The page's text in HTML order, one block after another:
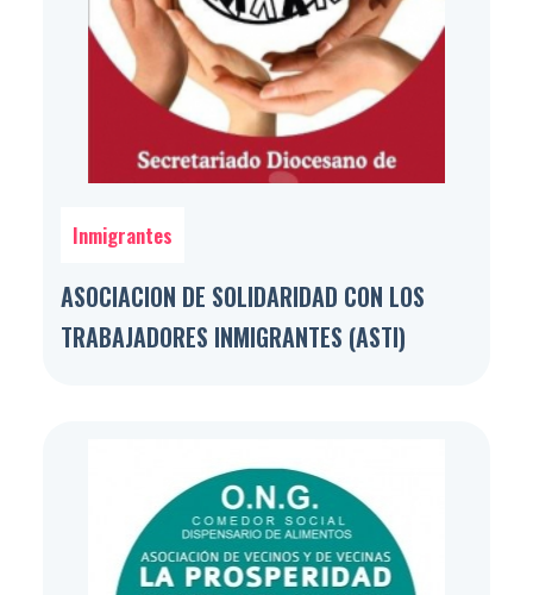
Inmigrantes
ASOCIACION DE SOLIDARIDAD CON LOS
TRABAJADORES INMIGRANTES (ASTI)